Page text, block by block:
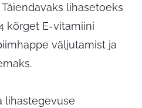
lihasetoeks
kõrget E-vitamiini
väljutamist ja
lihastegevuse